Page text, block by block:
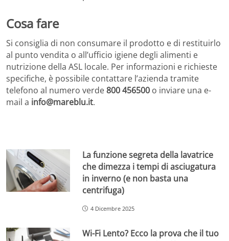
Cosa fare
Si consiglia di non consumare il prodotto e di restituirlo
al punto vendita o all’ufficio igiene degli alimenti e
nutrizione della ASL locale. Per informazioni e richieste
specifiche, è possibile contattare l’azienda tramite
telefono al numero verde800 456500 o inviare una e-
mail a info@mareblu.it.
La funzione segreta della lavatrice
che dimezza i tempi di asciugatura
in inverno (e non basta una
centrifuga)
4 Dicembre 2025
Wi-Fi Lento? Ecco la prova che il tuo